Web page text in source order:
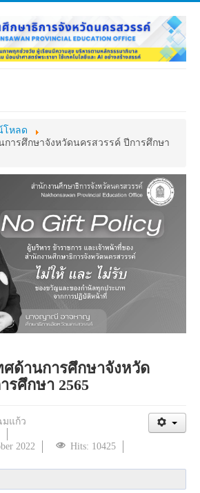
ยใน
MY OFFICE
อ
โหลด
ารศึกษาจังหวัดนครสวรรค์ ปีการศึกษา
ด้านการศึกษาจังหวัด
รศึกษา 2565
มแก้ว
2022
Hits: 10425